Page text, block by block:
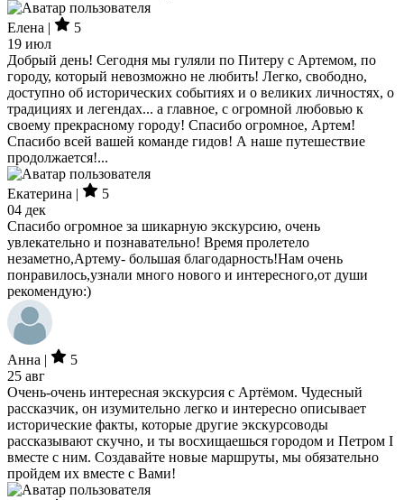
Елена |
5
19 июл
Добрый день! Сегодня мы гуляли по Питеру с Артемом, по
городу, который невозможно не любить! Легко, свободно,
доступно об исторических событиях и о великих личностях, о
традициях и легендах... а главное, с огромной любовью к
своему прекрасному городу! Спасибо огромное, Артем!
Спасибо всей вашей команде гидов! А наше путешествие
продолжается!...
Екатерина |
5
04 дек
Спасибо огромное за шикарную экскурсию, очень
увлекательно и познавательно! Время пролетело
незаметно,Артему- большая благодарность!Нам очень
понравилось,узнали много нового и интересного,от души
рекомендую:)
Анна |
5
25 авг
Очень-очень интересная экскурсия с Артёмом. Чудесный
рассказчик, он изумительно легко и интересно описывает
исторические факты, которые другие экскурсоводы
рассказывают скучно, и ты восхищаешься городом и Петром I
вместе с ним. Создавайте новые маршруты, мы обязательно
пройдем их вместе с Вами!